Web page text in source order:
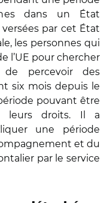
dans un État
par cet État
les personnes qui
l’UE pour chercher
percevoir des
six mois depuis le
pouvant être
leurs droits. Il a
une période
et du
par le service